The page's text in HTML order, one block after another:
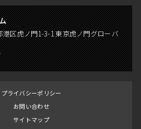
区虎ノ門1-3-1 東京虎ノ門グローバ
プライバシーポリシー
お問い合わせ
サイトマップ